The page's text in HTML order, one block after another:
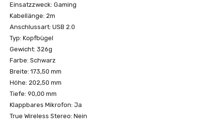
Einsatzzweck: Gaming
Kabellänge: 2m
Anschlussart: USB 2.0
Typ: Kopfbügel
Gewicht: 326g
Farbe: Schwarz
Breite: 173,50 mm
Höhe: 202,50 mm
Tiefe: 90,00 mm
Klappbares Mikrofon: Ja
True Wireless Stereo: Nein